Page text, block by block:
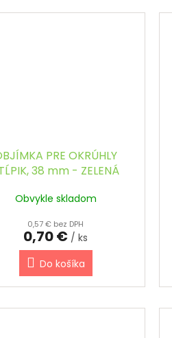
PRE OKRÚHLY
38 mm - ZELENÁ
Obvykle skladom
0,57 € bez DPH
0,70 € / ks
Do košíka